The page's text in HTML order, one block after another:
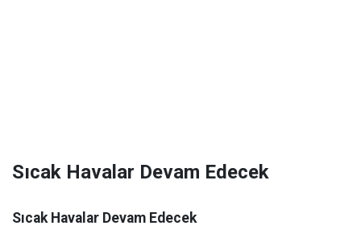
Sıcak Havalar Devam Edecek
Sıcak Havalar Devam Edecek